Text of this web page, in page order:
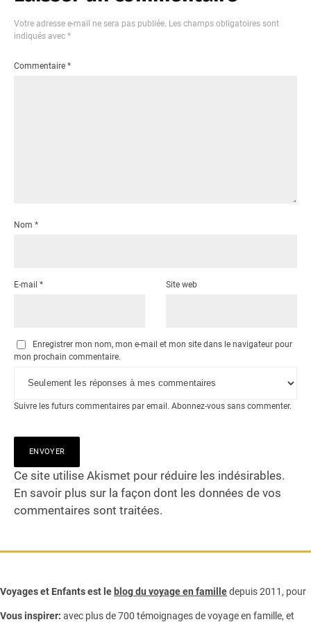
Votre adresse e-mail ne sera pas publiée. Les champs obligatoires sont
indiqués avec *
Commentaire *
Nom *
E-mail * Site web
Enregistrer mon nom, mon e-mail et mon site dans le navigateur pour
mon prochain commentaire.
Suivre les futurs commentaires par email. Abonnez-vous sans commenter.
Ce site utilise Akismet pour réduire les indésirables.
En savoir plus sur la façon dont les données de vos
commentaires sont traitées.
Voyages et Enfants est le blog du voyage en familledepuis 2011, pour
Vous inspirer: avec plus de 700 témoignages devoyage en famille, et